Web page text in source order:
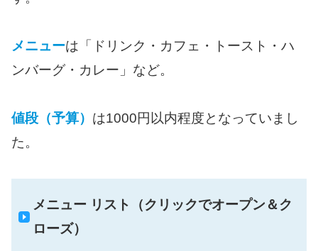
メニューは「ドリンク・カフェ・トースト・ハ
ンバーグ・カレー」など。
値段（予算） は1000円以内程度となっていまし
た。
メニュー リスト（クリックでオープン＆ク
ローズ）